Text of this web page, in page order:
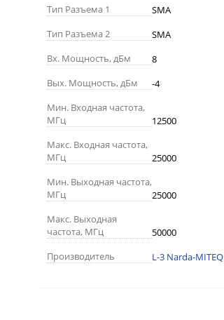
Тип Разъема 1
SMA
Тип Разъема 2
SMA
Вх. Мощность, дБм
8
Вых. Мощность, дБм
-4
Мин. Входная частота,
МГц
12500
Макс. Входная частота,
МГц
25000
Мин. Выходная частота,
МГц
25000
Макс. Выходная
частота, МГц
50000
Производитель
L-3 Narda-MITEQ